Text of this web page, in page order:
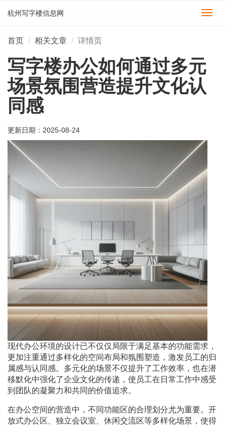
切
杭州写字楼信息网
首页 相关文章 详情页
写字楼办公如何通过多元
场景氛围营造提升文化认
同感
更新日期： 2025-08-24
现代办公环境的设计已不仅仅局限于满足基本的功能需求，
更加注重通过多样化的空间布局和氛围塑造，激发员工的归
属感与认同感。多元化的场景不仅提升了工作效率，也在潜
移默化中强化了企业文化的传递，使员工在日常工作中感受
到团队的凝聚力和共同的价值追求。
在办公空间的营造中，不同功能区的合理划分尤为重要。开
放式办公区、独立会议室、休闲交流区等多样化场景，使得